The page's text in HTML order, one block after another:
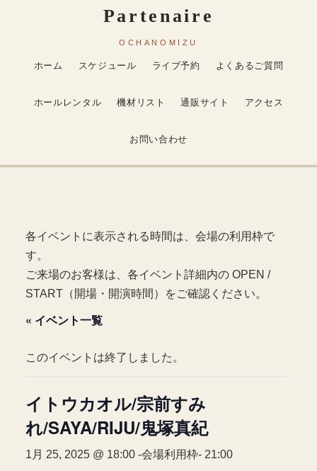
ホーム スケジュール ライブ予約 よくあるご質問
ホールレンタル 機材リスト 通販サイト アクセス
お問い合わせ
各イベントに表示される時間は、会場の利用枠で
す。
ご来場のお客様は、各イベント詳細内の OPEN /
START（開場・開演時間）をご確認ください。
« イベント一覧
このイベントは終了しました。
イトウカオル/宗前すみ
れ/SAYA/RIJU/鬼塚真紀
1月 25, 2025 @ 18:00 -会場利用枠- 21:00